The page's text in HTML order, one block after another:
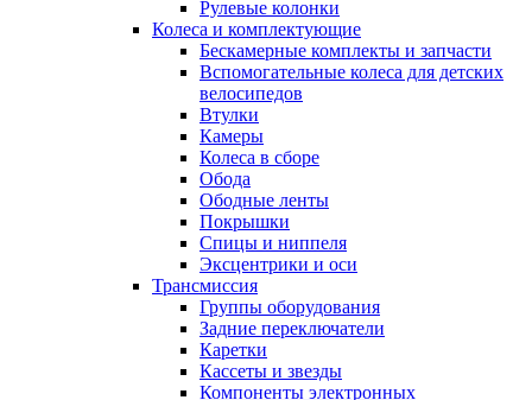
Рулевые колонки
Колеса и комплектующие
Бескамерные комплекты и запчасти
Вспомогательные колеса для детских
велосипедов
Втулки
Камеры
Колеса в сборе
Обода
Ободные ленты
Покрышки
Спицы и ниппеля
Эксцентрики и оси
Трансмиссия
Группы оборудования
Задние переключатели
Каретки
Кассеты и звезды
Компоненты электронных